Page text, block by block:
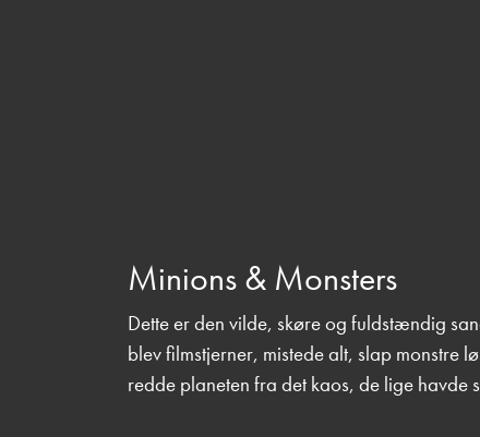
Minions & Monsters
Dette er den vilde, skøre og fuldstændig
blev filmstjerner, mistede alt, slap monstre
redde planeten fra det kaos, de lige havde